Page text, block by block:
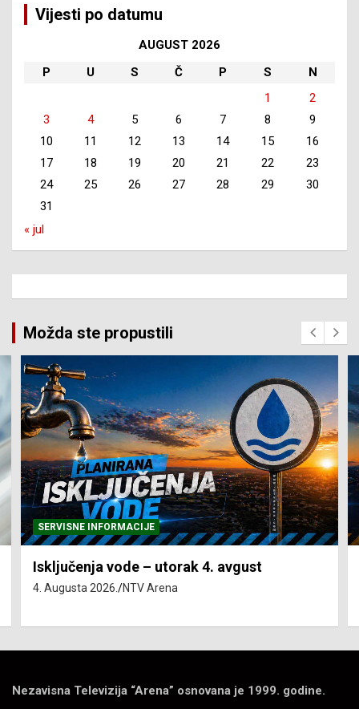
Vijesti po datumu
AUGUST 2026
P
U S Č P S
N
1
2
3
4 5 6 7 8
9
10
11 12 13 14 15
16
17
18 19 20 21 22
23
24
25 26 27 28 29
30
31
« jul
Možda ste propustili
SERVISNE INFORMACIJE
Isključenja vode – utorak 4. avgust
4. Augusta 2026. NTV Arena
Nezavisna Televizija “Arena” osnovana je 1999. godine.